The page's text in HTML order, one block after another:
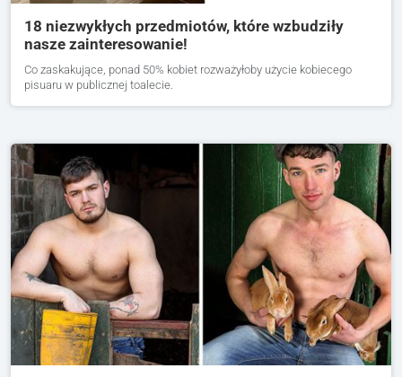
18 niezwykłych przedmiotów, które wzbudziły
nasze zainteresowanie!
Co zaskakujące, ponad 50% kobiet rozważyłoby użycie kobiecego
pisuaru w publicznej toalecie.